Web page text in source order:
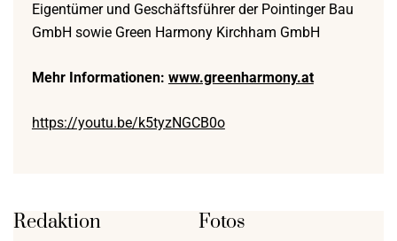
Eigentümer und Geschäftsführer der Pointinger Bau
GmbH sowie Green Harmony Kirchham GmbH
Mehr Informationen: www.greenharmony.at
https://youtu.be/k5tyzNGCB0o
Redaktion Fotos